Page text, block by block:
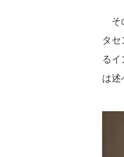
そ
タ
る
は述